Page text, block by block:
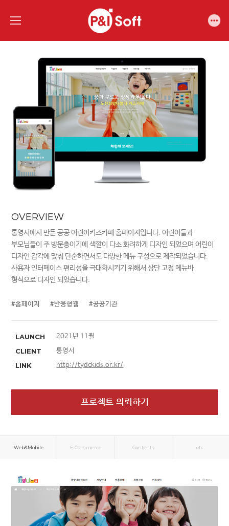
OVERVIEW
통영시에서 만든 공공 어린이키즈카페 홈페이지입니다. 어린이들과
부모님들이 주 방문층이기에 색깔이 다소 화려하게 디자인 되었으며 어린이
디자인 감각에 맞춰 단순하면서도 다양한 메뉴 구성으로 제작되었습니다.
사용자 인터페이스 편리성을 극대화시키기 위해서 상단 고정 메뉴바
형식으로 디자인 되었습니다.
#홈페이지 #반응형웹 #공공기관
LAUNCH 2021년 11월
CLIENT 통영시
LINK http://tydckids.or.kr/
프로젝트 의뢰하기
Web&Mobile E-Commerce Contents etc.